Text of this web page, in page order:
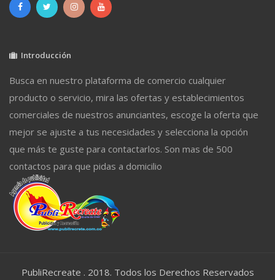
Introducción
Busca en nuestro plataforma de comercio cualquier
producto o servicio, mira las ofertas y establecimientos
comerciales de nuestros anunciantes, escoge la oferta que
mejor se ajuste a tus necesidades y selecciona la opción
que más te guste para contactarlos. Son mas de 500
contactos para que pidas a domicilio
PubliRecreate . 2018. Todos los Derechos Reservados